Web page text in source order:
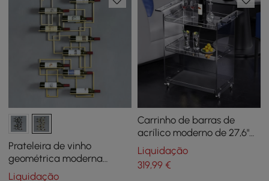
Prateleira de vinho
geométrica moderna
montada na parede para
Liquidação
Carrinho de barras de
acrílico moderno de 27,6"
com alças
Liquidação
319,99€